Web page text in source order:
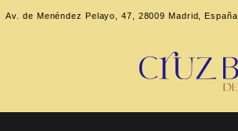
Av. de Menéndez Pelayo, 47, 28009 Madrid, España